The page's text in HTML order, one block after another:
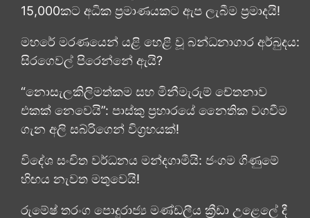
15,000කට අධික ප්‍රමාණයකට ඇප ලැබීම ප්‍රමාදයි!
මහරේ මරණයෙන් යළි හෙළි වූ බන්ධනාගාර අර්බුදය:
සිරගෙවල් පිරෙන්නේ ඇයි?
“නොසැලකිලිමත්කම සහ මිනීමැරුම් චේතනාව
එකක් නෙවෙයි”: පාස්කු ප්‍රහාරයේ නෛතික වගවීම
ගැන අලි සබ්රිගෙන් විග්‍රහයක්!
විදේශ සංචිත වර්ධනය මන්දගාමීයි: ජංගම ගිණුමේ
හිඟය නැවත මතුවෙයි!
රුමේෂ් තරංග පොදුරාජ්‍ය මණ්ඩලීය ක්‍රීඩා උළෙලේ දී